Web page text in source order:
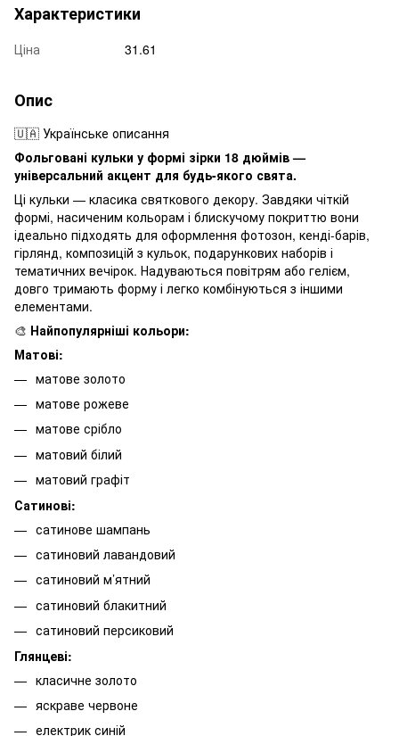
Характеристики
Ціна 31.61
Опис
🇺🇦 Українське описання
Фольговані кульки у формі зірки 18 дюймів —
універсальний акцент для будь-якого свята.
Ці кульки — класика святкового декору. Завдяки чіткій
формі, насиченим кольорам і блискучому покриттю вони
ідеально підходять для оформлення фотозон, кенді-барів,
гірлянд, композицій з кульок, подарункових наборів і
тематичних вечірок. Надуваються повітрям або гелієм,
довго тримають форму і легко комбінуються з іншими
елементами.
🎨 Найпопулярніші кольори:
Матові:
матове золото
матове рожеве
матове срібло
матовий білий
матовий графіт
Сатинові:
сатинове шампань
сатиновий лавандовий
сатиновий м’ятний
сатиновий блакитний
сатиновий персиковий
Глянцеві:
класичне золото
яскраве червоне
електрик синій